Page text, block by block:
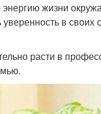
жизни
в своих
расти в